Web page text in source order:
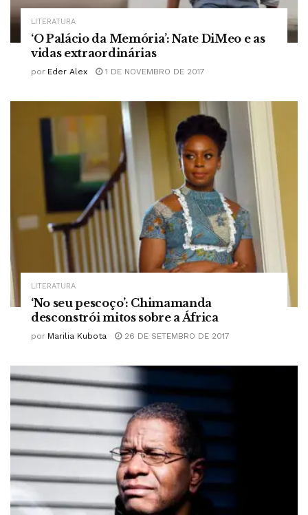
LITERATURA
‘O Palácio da Memória’: Nate DiMeo e as
vidas extraordinárias
por Eder Alex 1 DE NOVEMBRO DE 2017
LITERATURA
‘No seu pescoço’: Chimamanda
desconstrói mitos sobre a África
por Marilia Kubota 26 DE SETEMBRO DE 2017